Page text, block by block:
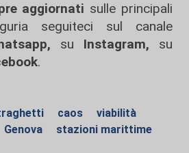
aggiornati sulle principali
seguiteci sul canale
su Instagram, su
.
caos
viabilità
Genova
stazioni marittime